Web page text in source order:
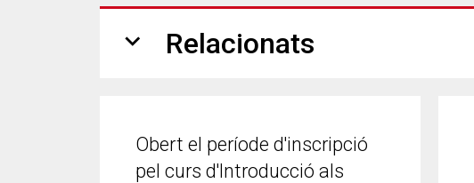
expand_more Relacionats
Obert el període d'inscripció
pel curs d'Introducció als